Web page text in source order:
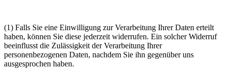
(1) Falls Sie eine Einwilligung zur Verarbeitung Ihrer Daten erteilt
haben, können Sie diese jederzeit widerrufen. Ein solcher Widerruf
beeinflusst die Zulässigkeit der Verarbeitung Ihrer
personenbezogenen Daten, nachdem Sie ihn gegenüber uns
ausgesprochen haben.